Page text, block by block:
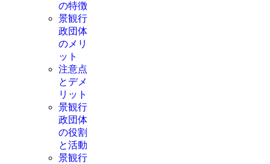
の特徴
景観行
政団体
のメリ
ット
注意点
とデメ
リット
景観行
政団体
の役割
と活動
景観行